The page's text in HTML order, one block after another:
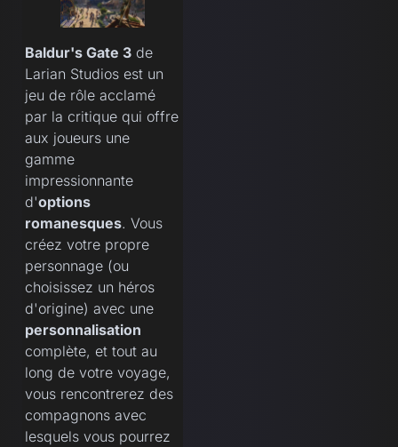
Baldur's Gate 3 de
Larian Studios est un
jeu de rôle acclamé
par la critique qui offre
aux joueurs une
gamme
impressionnante
d'options
romanesques. Vous
créez votre propre
personnage (ou
choisissez un héros
d'origine) avec une
personnalisation
complète, et tout au
long de votre voyage,
vous rencontrerez des
compagnons avec
lesquels vous pourrez